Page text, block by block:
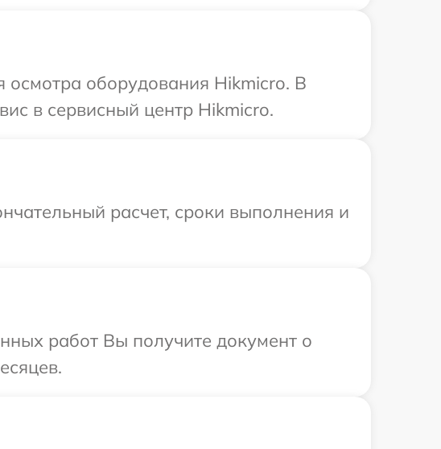
оборудования Hikmicro. В
в сервисный центр Hikmicro.
расчет, сроки выполнения и
работ Вы получите документ о